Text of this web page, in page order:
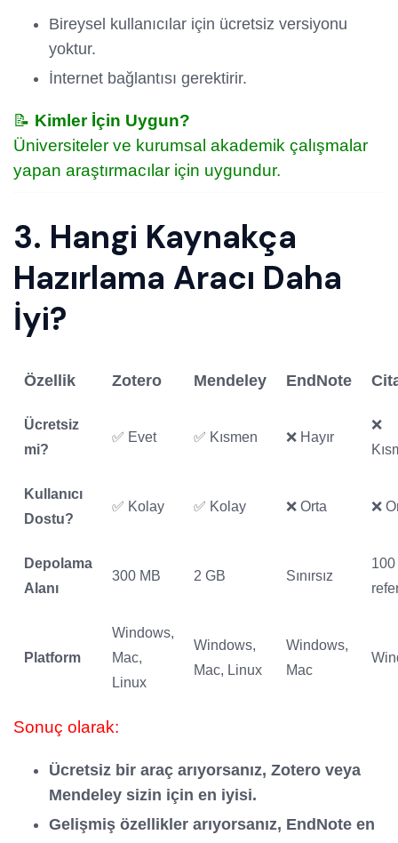
Bireysel kullanıcılar için ücretsiz versiyonu
yoktur.
İnternet bağlantısı gerektirir.
📝 Kimler İçin Uygun?
Üniversiteler ve kurumsal akademik çalışmalar
yapan araştırmacılar için uygundur.
3. Hangi Kaynakça
Hazırlama Aracı Daha
İyi?
Özellik Zotero Mendeley EndNote
Ücretsiz
mi?
✅ Evet ✅ Kısmen ❌ Hayır
❌
Kullanıcı
Dostu?
✅ Kolay ✅ Kolay ❌ Orta ❌
Depolama
Alanı
300 MB 2 GB Sınırsız
100
Platform
Windows,
Mac,
Linux
Windows,
Mac, Linux
Windows,
Mac
Sonuç olarak:
Ücretsiz bir araç arıyorsanız, Zotero veya
Mendeley sizin için en iyisi.
Gelişmiş özellikler arıyorsanız, EndNote en